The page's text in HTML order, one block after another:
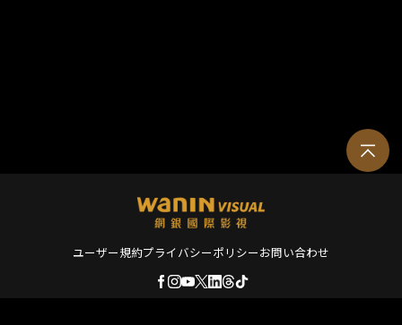
ユーザー規約プライバシーポリシーお問い合わせ